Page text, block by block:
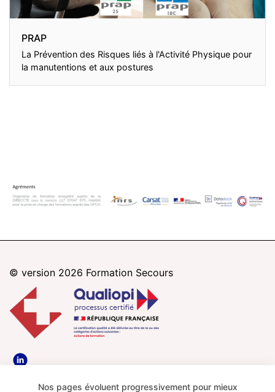
PRAP
La Prévention des Risques liés à l'Activité Physique pour
la manutentions et aux postures
© version 2026 Formation Secours
Nice Bordeaux Mentions légales
Nos pages évoluent progressivement pour mieux